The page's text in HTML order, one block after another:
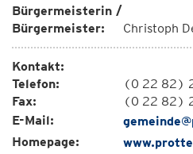
Bürgermeisterin /
Bürgermeister:
Christoph
Kontakt:
Telefon:
(0 22 82)
Fax:
(0 22 82)
E-Mail:
Homepage: